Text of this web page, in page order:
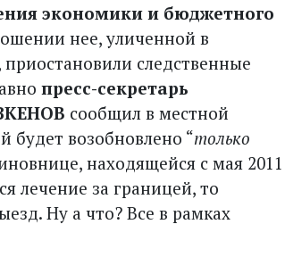
экономики и бюджетного
нее, уличенной в
следственные
пресс-секретарь
сообщил в местной
будет возобновлено “только
находящейся с мая 2011
лечение за границей, то
Ну а что? Все в рамках